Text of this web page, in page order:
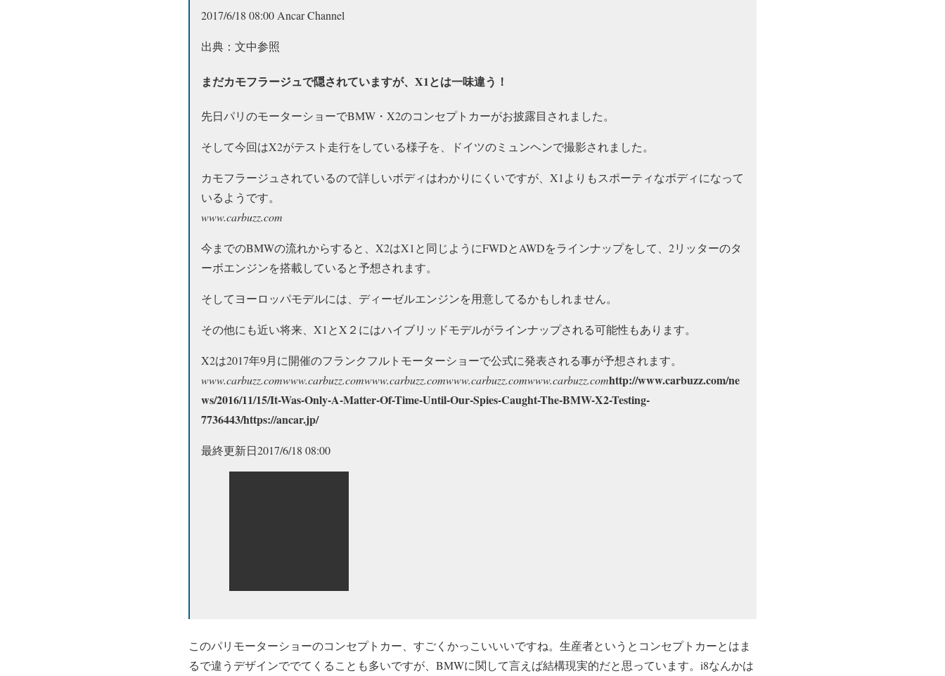
2017/6/18 08:00Ancar Channel
出典：文中参照
まだカモフラージュで隠されていますが、X1とは一味違う！
先日パリのモーターショーでBMW・X2のコンセプトカーがお披露目されました。
そして今回はX2がテスト走行をしている様子を、ドイツのミュンヘンで撮影されました。
カモフラージュされているので詳しいボディはわかりにくいですが、X1よりもスポーティなボディになって
いるようです。
www.carbuzz.com
今までのBMWの流れからすると、X2はX1と同じようにFWDとAWDをラインナップをして、2リッターのタ
ーボエンジンを搭載していると予想されます。
そしてヨーロッパモデルには、ディーゼルエンジンを用意してるかもしれません。
その他にも近い将来、X1とX２にはハイブリッドモデルがラインナップされる可能性もあります。
X2は2017年9月に開催のフランクフルトモーターショーで公式に発表される事が予想されます。
www.carbuzz.comwww.carbuzz.comwww.carbuzz.comwww.carbuzz.comwww.carbuzz.comhttp://www.carbuzz.com/ne
ws/2016/11/15/It-Was-Only-A-Matter-Of-Time-Until-Our-Spies-Caught-The-BMW-X2-Testing-
7736443/https://ancar.jp/
最終更新日2017/6/18 08:00
このパリモーターショーのコンセプトカー、すごくかっこいいいですね。生産者というとコンセプトカーとはま
るで違うデザインででてくることも多いですが、BMWに関して言えば結構現実的だと思っています。i8なんかは